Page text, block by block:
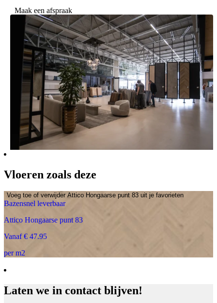
Maak een afspraak
Vloeren zoals deze
Voeg toe of verwijder Attico Hongaarse punt 83 uit je favorieten
Bazensnel leverbaar
Attico Hongaarse punt 83
Vanaf € 47.95
per m2
Laten we in contact blijven!